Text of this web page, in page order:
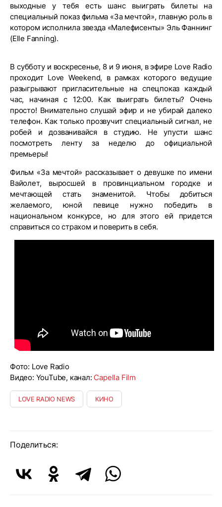
выходные у тебя есть шанс выиграть билеты на
специальный показ фильма «За мечтой», главную роль в
котором исполнила звезда «Малефисенты» Эль Фаннинг
(Elle Fanning).
В субботу и воскресенье, 8 и 9 июня, в эфире Love Radio
проходит Love Weekend, в рамках которого ведущие
разыгрывают пригласительные на спецпоказ каждый
час, начиная с 12:00. Как выиграть билеты? Очень
просто! Внимательно слушай эфир и не убирай далеко
телефон. Как только прозвучит специальный сигнал, не
робей и дозванивайся в студию. Не упусти шанс
посмотреть ленту за неделю до официальной
премьеры!
Фильм «За мечтой» рассказывает о девушке по имени
Вайолет, выросшей в провинциальном городке и
мечтающей стать знаменитой. Чтобы добиться
желаемого, юной певице нужно победить в
национальном конкурсе, но для этого ей придется
справиться со страхом и поверить в себя.
Фото: Love Radio
Видео: YouTube, канал: Capella Film
LOVE RADIO NEWS КИНО
Поделиться: